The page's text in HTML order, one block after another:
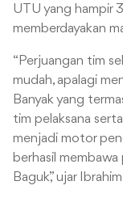
UTU yang hampir
memberdayakan
“Perjuangan tim
mudah, apalagi
Banyak yang
tim pelaksana
menjadi motor
berhasil
Baguk,” ujar